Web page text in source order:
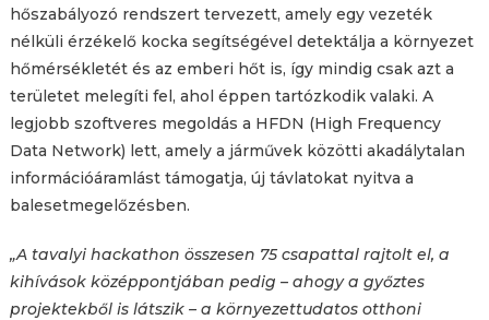
hőszabályozó rendszert tervezett, amely egy vezeték
nélküli érzékelő kocka segítségével detektálja a környezet
hőmérsékletét és az emberi hőt is, így mindig csak azt a
területet melegíti fel, ahol éppen tartózkodik valaki. A
legjobb szoftveres megoldás a HFDN (High Frequency
Data Network) lett, amely a járművek közötti akadálytalan
információáramlást támogatja, új távlatokat nyitva a
balesetmegelőzésben.
„A tavalyi hackathon összesen 75 csapattal rajtolt el, a
kihívások középpontjában pedig – ahogy a győztes
projektekből is látszik – a környezettudatos otthoni